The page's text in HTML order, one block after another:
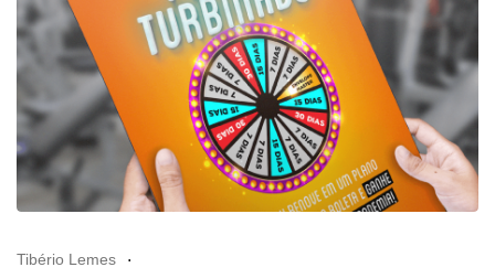
Tibério Lemes